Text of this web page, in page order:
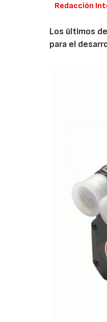
Redacción
Los últimos
para el